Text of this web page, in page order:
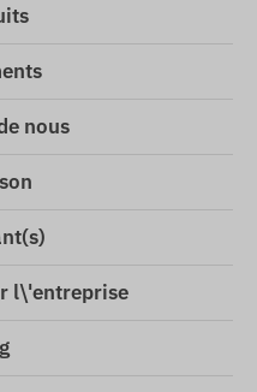
nous
l\'entreprise